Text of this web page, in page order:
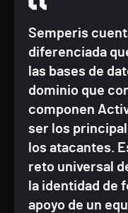
Semperis
diferenciada
las bases de
dominio que
componen
ser los
los atacantes.
reto universal
la identidad de
apoyo de un